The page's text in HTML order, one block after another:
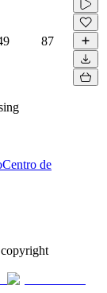
87
Centro de